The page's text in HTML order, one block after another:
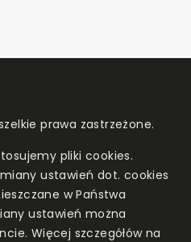
prawa zastrzeżone.
pliki cookies.
ustawień dot. cookies
w Państwa
ustawień można
Więcej szczegółów na